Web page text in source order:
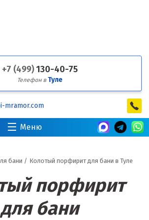
+7 (499)130-40-75
Телефон в Туле
mramor.com
Меню
бани / Колотый порфирит для бани в Туле
порфирит
для бани